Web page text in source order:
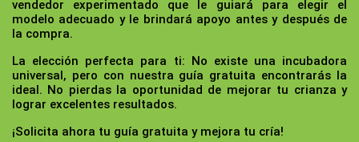
vendedor experimentado que le guiará para elegir el
modelo adecuado y le brindará apoyo antes y después de
la compra.
La elección perfecta para ti: No existe una incubadora
universal, pero con nuestra guía gratuita encontrarás la
ideal. No pierdas la oportunidad de mejorar tu crianza y
lograr excelentes resultados.
¡Solicita ahora tu guía gratuita y mejora tu cría!